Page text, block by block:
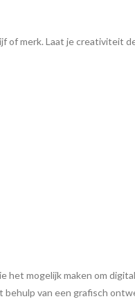
of merk. Laat je creativiteit
mogelijk maken om
van een grafisch